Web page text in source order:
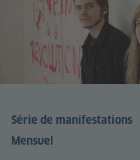
Série de manifestations
Mensuel